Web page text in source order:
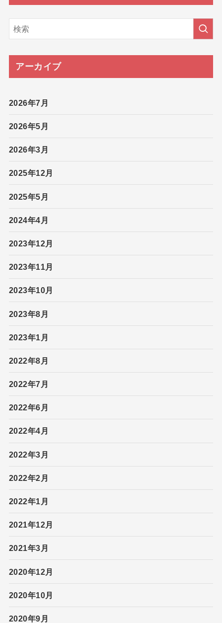
アーカイブ
2026年7月
2026年5月
2026年3月
2025年12月
2025年5月
2024年4月
2023年12月
2023年11月
2023年10月
2023年8月
2023年1月
2022年8月
2022年7月
2022年6月
2022年4月
2022年3月
2022年2月
2022年1月
2021年12月
2021年3月
2020年12月
2020年10月
2020年9月